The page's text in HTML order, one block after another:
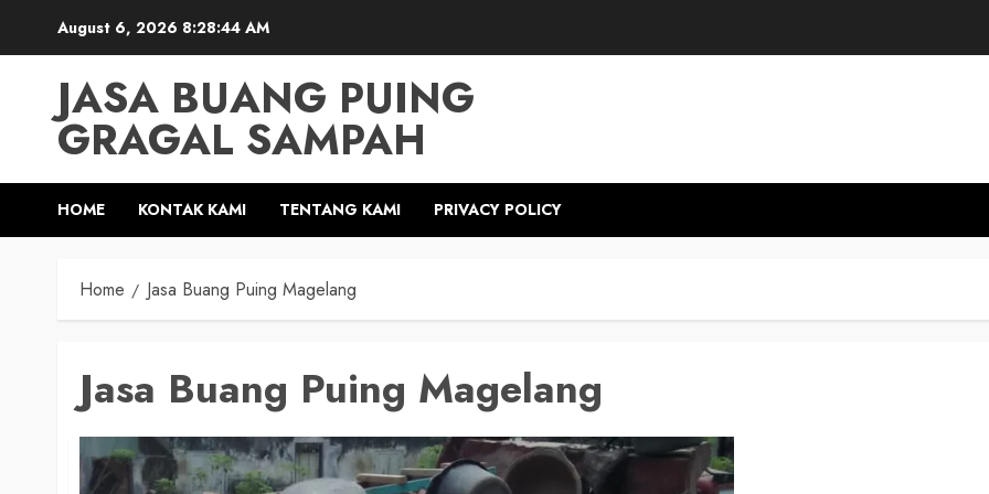
August 6, 2026 8:28:46 AM
JASA BUANG PUING
GRAGAL SAMPAH
HOME KONTAK KAMI TENTANG KAMI PRIVACY POLICY
Home Jasa Buang Puing Magelang
Jasa Buang Puing Magelang